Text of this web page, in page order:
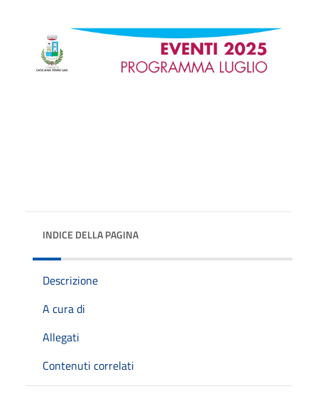
INDICE DELLA PAGINA
Descrizione
A cura di
Allegati
Contenuti correlati